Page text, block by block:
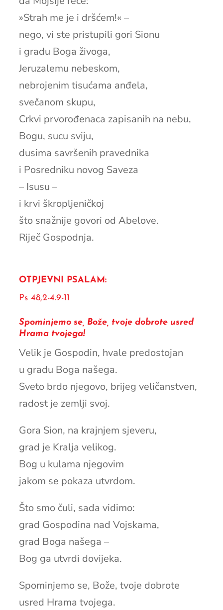
»Strah me je i dršćem!« –
nego, vi ste pristupili gori Sionu
i gradu Boga živoga,
Jeruzalemu nebeskom,
nebrojenim tisućama anđela,
svečanom skupu,
Crkvi prvorođenaca zapisanih na nebu,
Bogu, sucu sviju,
dusima savršenih pravednika
i Posredniku novog Saveza
– Isusu –
i krvi škropljeničkoj
što snažnije govori od Abelove.
Riječ Gospodnja.
OTPJEVNI PSALAM:
Ps 48,2-4.9-11
Spominjemo se, Bože, tvoje dobrote usred
Hrama tvojega!
Velik je Gospodin, hvale predostojan
u gradu Boga našega.
Sveto brdo njegovo, brijeg veličanstven,
radost je zemlji svoj.
Gora Sion, na krajnjem sjeveru,
grad je Kralja velikog.
Bog u kulama njegovim
jakom se pokaza utvrdom.
Što smo čuli, sada vidimo:
grad Gospodina nad Vojskama,
grad Boga našega –
Bog ga utvrdi dovijeka.
Spominjemo se, Bože, tvoje dobrote
usred Hrama tvojega.